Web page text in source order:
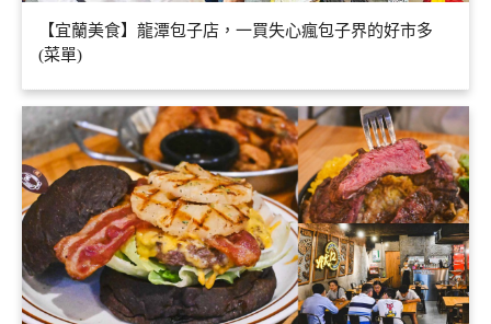
【宜蘭美食】龍潭包子店，一買失心瘋包子界的好市多
(菜單)